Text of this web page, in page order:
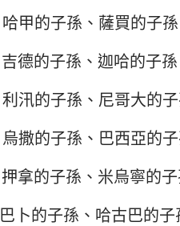
哈甲的子孫、薩買的子
吉德的子孫、迦哈的子
利汛的子孫、尼哥大的
烏撒的子孫、巴西亞的
押拿的子孫、米烏寧的
巴卜的子孫、哈古巴的子